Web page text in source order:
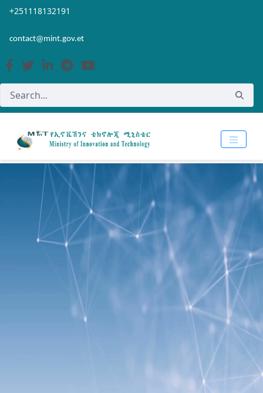
Skip to Main Content
Open Accessibility Menu
+251118132191
contact@mint.gov.et